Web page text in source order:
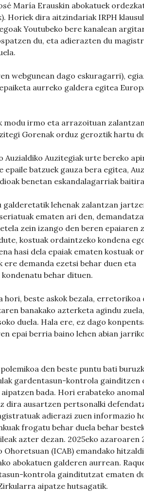
María Erauskin abokatuek
Horiek dira aitzindariak IRPH
Youtubeko bere kanalean
du, eta adierazten du
webgunean dago eskuragarri),
aurreko galdera egitea
modu irmo eta arrazoituan
Gorenak orduz geroztik hartu
Auzitegiak urte bereko
batzuek gauza bera egitea,
benetan eskandalagarriak
lehenak zalantzan
ematen ari den,
zein izango den beren epaiaren
kostuak ordaintzeko kondena
hasi dela epaiak ematen kostuak
demanda ezetsi behar duen eta
behar dituen.
beste askok bezala, erretorikoa
banakako azterketa agindu
duela. Hala ere, ez dago
epai berria baino lehen abian
den beste puntu bati
gardentasun-kontrola
bada. Hori erabateko
dira ausartzen pertsonalki
adierazi zuen informazio
frogatu behar duela behar
azter dezan. 2025eko azaroaren
(ICAB) emandako
abokatuen galderen aurrean.
kontrola gainditutzat ematen
aipatze hutsagatik.